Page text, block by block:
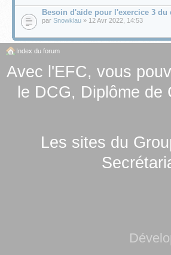
Besoin d'aide pour l'exercice 3 du
par Snowklau » 12 Avr 2022, 14:53
Index du forum
Avec l'EFC, vous
le DCG, Diplôme de
Les sites du